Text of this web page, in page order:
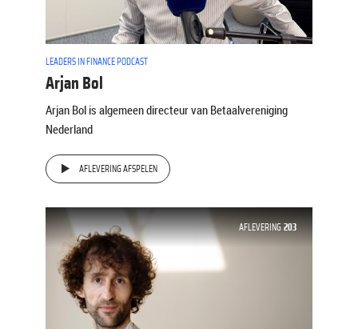
LEADERS IN FINANCE PODCAST
Arjan Bol
Arjan Bol is algemeen directeur van Betaalvereniging
Nederland
AFLEVERING AFSPELEN
AFLEVERING 203